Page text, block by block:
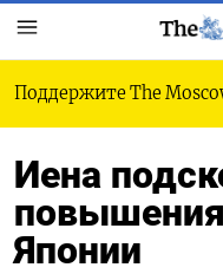
Поддержите The
Иена
Японии